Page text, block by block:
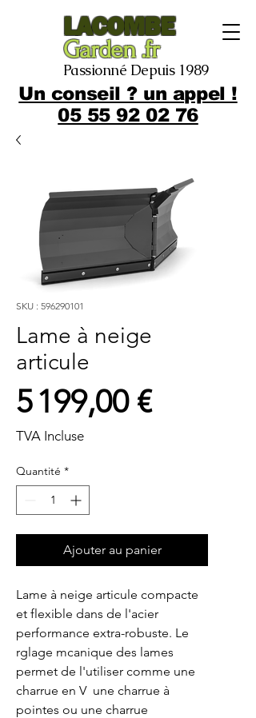
LACOMBE
Garden .fr
Passionné Depuis 1989
Un conseil ? un appel !
05 55 92 02 76
SKU : 596290101
Lame à neige
articule
5 199,00 €Prix
TVA Incluse
Quantité *
Ajouter au panier
Lame à neige articule compacte
et flexible dans de l'acier
performance extra-robuste. Le
rglage mcanique des lames
permet de l'utiliser comme une
charrue en V  une charrue à
pointes ou une charrue